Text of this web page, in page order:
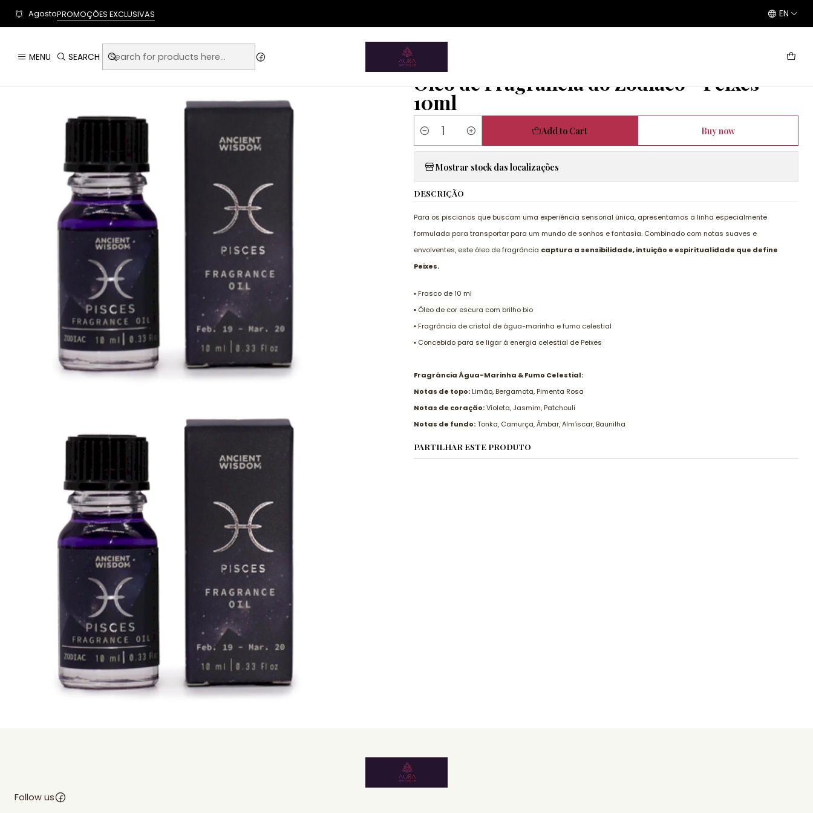
User-agent: * Allow: / Sitemap: https://www.auraemporium.pt/sitemap.xml
MENU SEARCH
AgostoPROMOÇÕES EXCLUSIVAS
EN
Home
Artigos Esotéricos Óleos de Fragrância Óleo de Fragrância do Zodíaco - Peixes - 10ml
|
Óleo de Fragrância do Zodíaco - Peixes -
10ml
Quantity
Add to Cart Buy now
Mostrar stock das localizações
DESCRIÇÃO
Para os piscianos que buscam uma experiência sensorial única, apresentamos a linha especialmente
formulada para transportar para um mundo de sonhos e fantasia. Combinado com notas suaves e
envolventes, este óleo de fragrância captura a sensibilidade, intuição e espiritualidade que define
Peixes.
▪️ Frasco de 10 ml
▪️ Óleo de cor escura com brilho bio
▪️ Fragrância de cristal de água-marinha e fumo celestial
▪️ Concebido para se ligar à energia celestial de Peixes
Fragrância Água-Marinha & Fumo Celestial:
Notas de topo: Limão, Bergamota, Pimenta Rosa
Notas de coração:Violeta, Jasmim, Patchouli
Notas de fundo:Tonka, Camurça, Âmbar, Almíscar, Baunilha
PARTILHAR ESTE PRODUTO
Follow us